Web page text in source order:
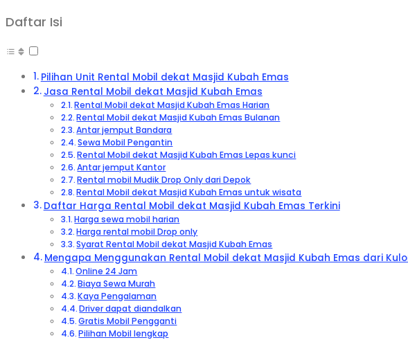
Daftar Isi
Pilihan Unit Rental Mobil dekat Masjid Kubah Emas
Jasa Rental Mobil dekat Masjid Kubah Emas
Rental Mobil dekat Masjid Kubah Emas Harian
Rental Mobil dekat Masjid Kubah Emas Bulanan
Antar jemput Bandara
Sewa Mobil Pengantin
Rental Mobil dekat Masjid Kubah Emas Lepas kunci
Antar jemput Kantor
Rental mobil Mudik Drop Only dari Depok
Rental Mobil dekat Masjid Kubah Emas untuk wisata
Daftar Harga Rental Mobil dekat Masjid Kubah Emas Terkini
Harga sewa mobil harian
Harga rental mobil Drop only
Syarat Rental Mobil dekat Masjid Kubah Emas
Mengapa Menggunakan Rental Mobil dekat Masjid Kubah Emas dari
Online 24 Jam
Biaya Sewa Murah
Kaya Pengalaman
Driver dapat diandalkan
Gratis Mobil Pengganti
Pilihan Mobil lengkap